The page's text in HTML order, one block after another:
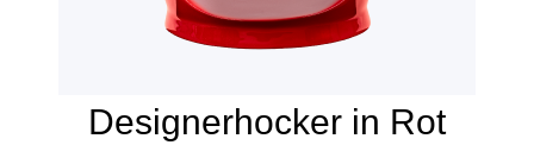
Designerhocker in Rot